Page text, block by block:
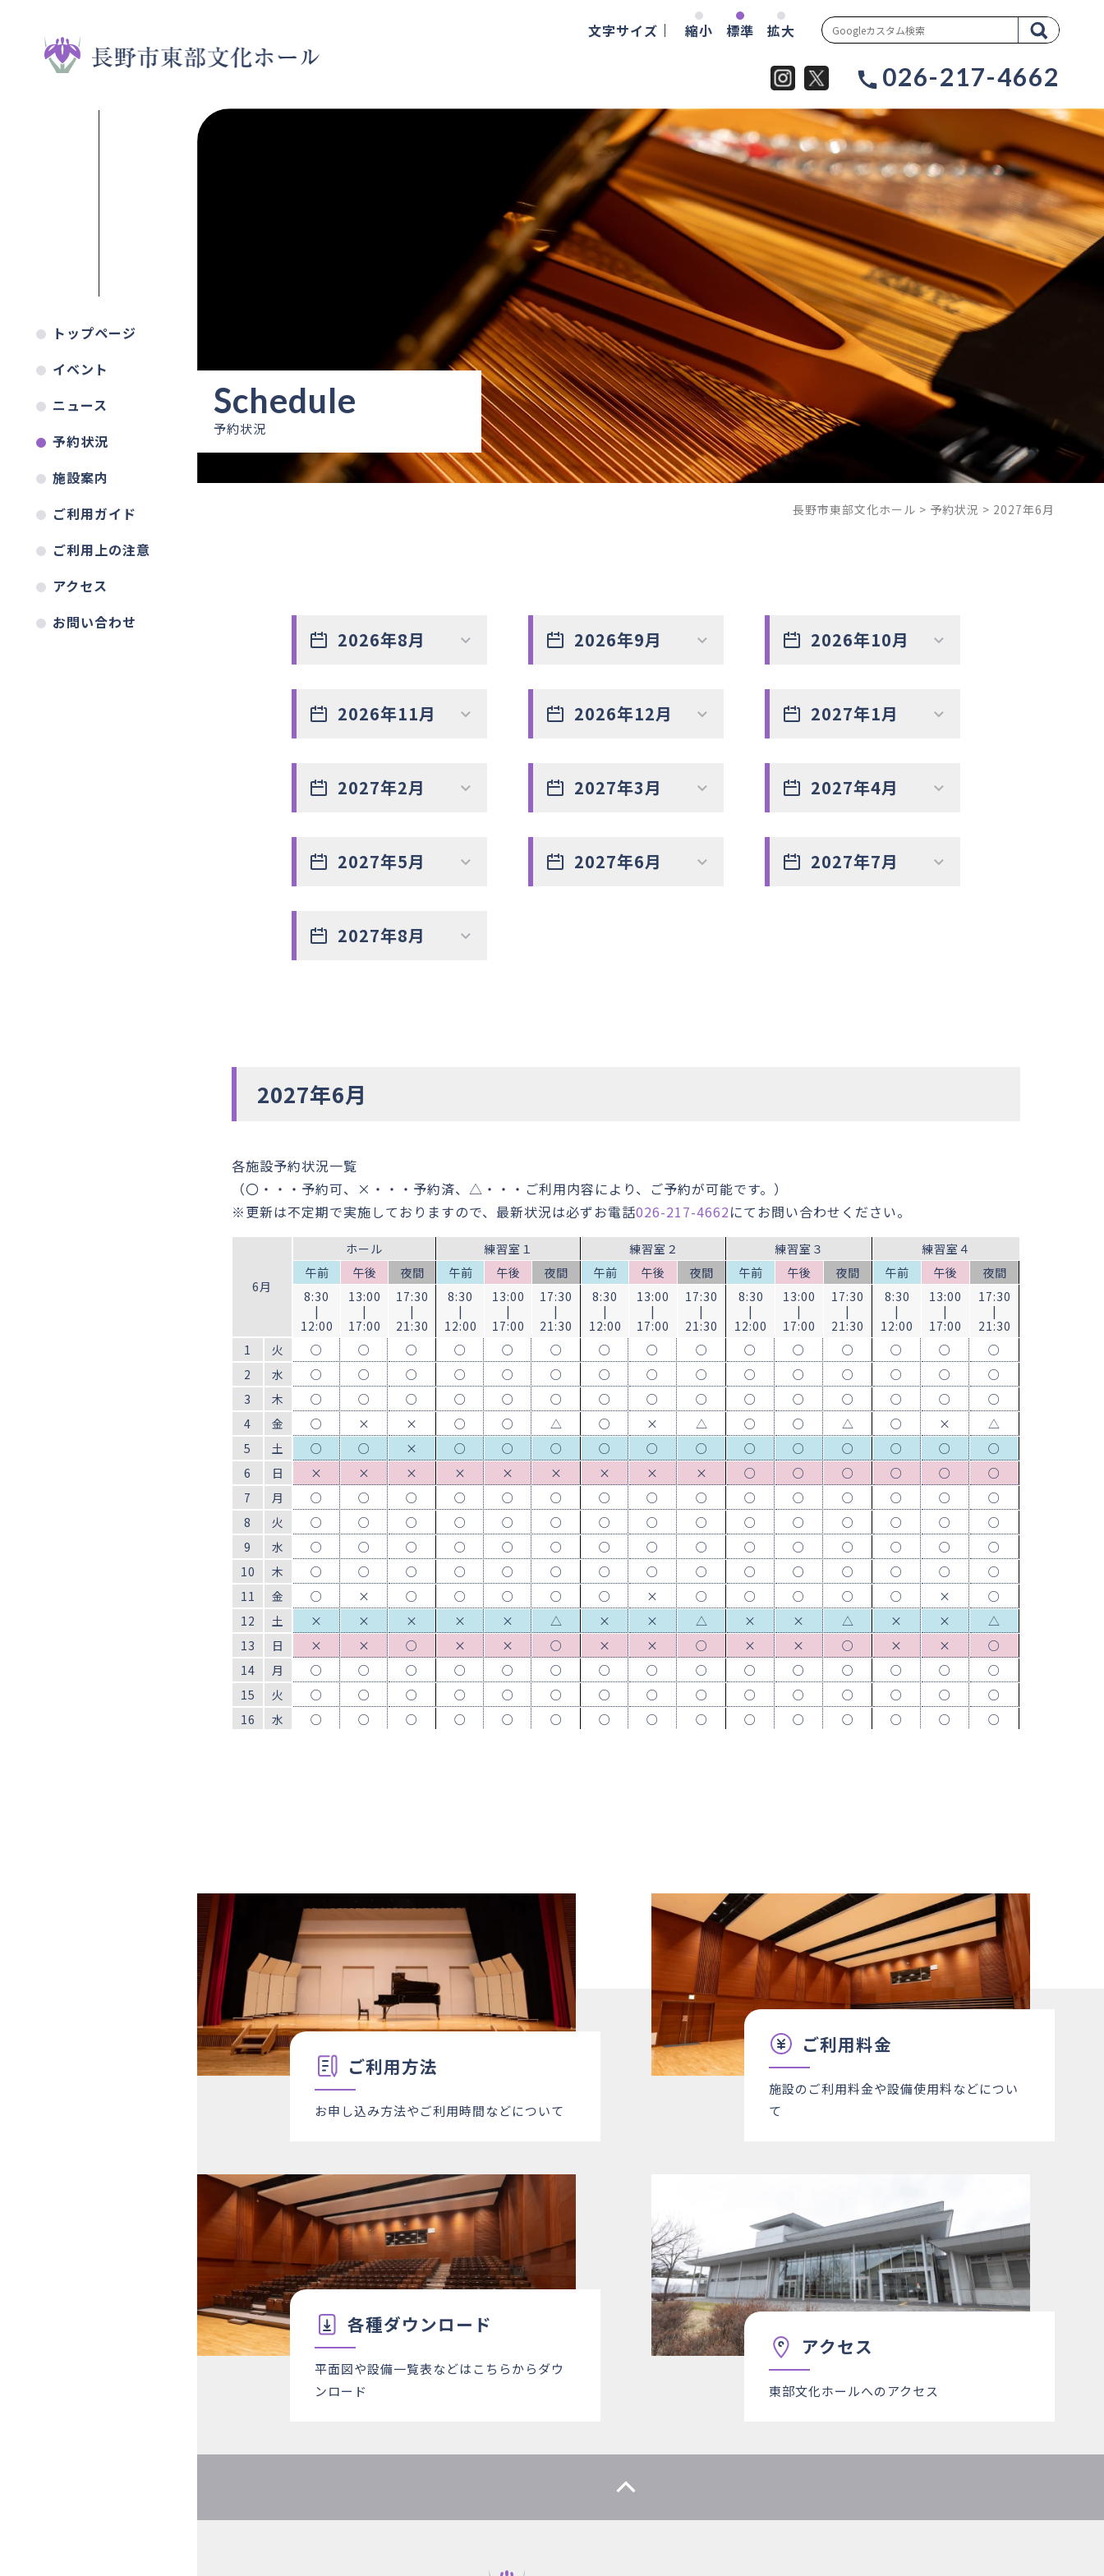
文字サイズ 縮小 標準 拡大
026-217-4662
トップページ
イベント
ニュース
予約状況
施設案内
ご利用ガイド
ご利用上の注意
アクセス
お問い合わせ
予約状況
長野市東部文化ホール > 予約状況 > 2027年6月
2026年8月 2026年9月 2026年10月
2026年11月 2026年12月 2027年1月
2027年2月 2027年3月 2027年4月
2027年5月 2027年6月 2027年7月
2027年8月
2027年6月
各施設予約状況一覧
（〇・・・予約可、×・・・予約済、△・・・ご利用内容により、ご予約が可能です。）
※更新は不定期で実施しておりますので、最新状況は必ずお電話026-217-4662にてお問い合わせください。
6月
ホール 練習室１ 練習室２ 練習室３
練習室４
午前
午後 夜間 午前 午後 夜間 午前 午後 夜間 午前 午後 夜間 午前 午後
夜間
8:30
|
12:00
13:00
|
17:00
17:30
|
21:30
8:30
|
12:00
13:00
|
17:00
17:30
|
21:30
8:30
|
12:00
13:00
|
17:00
17:30
|
21:30
8:30
|
12:00
13:00
|
17:00
17:30
|
21:30
8:30
|
12:00
13:00
|
17:00
17:30
|
21:30
1
火 ○ ○ ○ ○ ○ ○ ○ ○ ○ ○ ○ ○ ○ ○
○
2
水 ○ ○ ○ ○ ○ ○ ○ ○ ○ ○ ○ ○ ○ ○
○
3
木 ○ ○ ○ ○ ○ ○ ○ ○ ○ ○ ○ ○ ○ ○
○
4
金 ○ × × ○ ○ △ ○ × △ ○ ○ △ ○ ×
△
5
土 ○ ○ × ○ ○ ○ ○ ○ ○ ○ ○ ○ ○ ○
○
6
日 × × × × × × × × × ○ ○ ○ ○ ○
○
7
月 ○ ○ ○ ○ ○ ○ ○ ○ ○ ○ ○ ○ ○ ○
○
8
火 ○ ○ ○ ○ ○ ○ ○ ○ ○ ○ ○ ○ ○ ○
○
9
水 ○ ○ ○ ○ ○ ○ ○ ○ ○ ○ ○ ○ ○ ○
○
10
木 ○ ○ ○ ○ ○ ○ ○ ○ ○ ○ ○ ○ ○ ○
○
11
金 ○ × ○ ○ ○ ○ ○ × ○ ○ ○ ○ ○ ×
○
12
土 × × × × × △ × × △ × × △ × ×
△
13
日 × × ○ × × ○ × × ○ × × ○ × ×
○
14
月 ○ ○ ○ ○ ○ ○ ○ ○ ○ ○ ○ ○ ○ ○
○
15
火 ○ ○ ○ ○ ○ ○ ○ ○ ○ ○ ○ ○ ○ ○
○
16
水 ○ ○ ○ ○ ○ ○ ○ ○ ○ ○ ○ ○ ○ ○
○
23
水 ○ × ○ ○ ○ ○ × ○ ○ ○ ○ ○ ×
○
○ ○ ○ ○ ○ ○ ○ ○
○
○ × × ○ △ △ ○ ○ △ ○ ×
△
26
土 × × × ○ ○ ○ × ○ ○ ○ ○ ○
○
27
日 × ○ ○ × × ○ ○ ○ ○ ○
○
28
月 ○ ○ ○ ○ ○ ○ ○ ○ ○ ○ ○ ○
○
29
火 ○ ○ ○
30
水 ○ ○ ○ ○ ○ ○
ご利用方法
お申し込み方法やご利用時間などについて
ご利用料金
施設のご利用料金や設備使用料などについ
て
各種ダウンロード
平面図や設備一覧表などはこちらからダウ
ンロード
アクセス
東部文化ホールへのアクセス